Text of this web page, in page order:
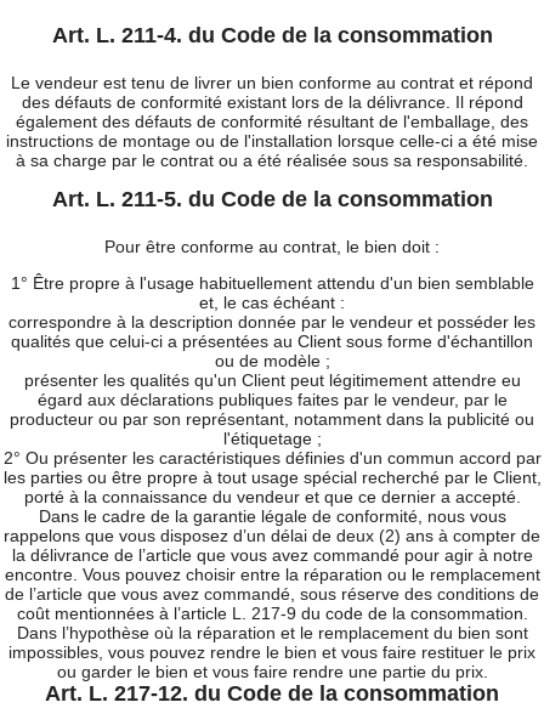
Art. L. 211-4. du Code de la consommation
Le vendeur est tenu de livrer un bien conforme au contrat et répond
des défauts de conformité existant lors de la délivrance. Il répond
également des défauts de conformité résultant de l'emballage, des
instructions de montage ou de l'installation lorsque celle-ci a été mise
à sa charge par le contrat ou a été réalisée sous sa responsabilité.
Art. L. 211-5. du Code de la consommation
Pour être conforme au contrat, le bien doit :
1° Être propre à l'usage habituellement attendu d'un bien semblable
et, le cas échéant :
correspondre à la description donnée par le vendeur et posséder les
qualités que celui-ci a présentées au Client sous forme d'échantillon
ou de modèle ;
présenter les qualités qu'un Client peut légitimement attendre eu
égard aux déclarations publiques faites par le vendeur, par le
producteur ou par son représentant, notamment dans la publicité ou
l'étiquetage ;
2° Ou présenter les caractéristiques définies d'un commun accord par
les parties ou être propre à tout usage spécial recherché par le Client,
porté à la connaissance du vendeur et que ce dernier a accepté.
Dans le cadre de la garantie légale de conformité, nous vous
rappelons que vous disposez d’un délai de deux (2) ans à compter de
la délivrance de l’article que vous avez commandé pour agir à notre
encontre. Vous pouvez choisir entre la réparation ou le remplacement
de l’article que vous avez commandé, sous réserve des conditions de
coût mentionnées à l’article L. 217-9 du code de la consommation.
Dans l’hypothèse où la réparation et le remplacement du bien sont
impossibles, vous pouvez rendre le bien et vous faire restituer le prix
ou garder le bien et vous faire rendre une partie du prix.
Art. L. 217-12. du Code de la consommation